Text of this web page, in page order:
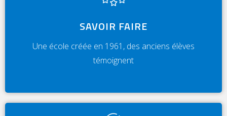
SAVOIR FAIRE
Une école créée en 1961, des anciens élèves
témoignent